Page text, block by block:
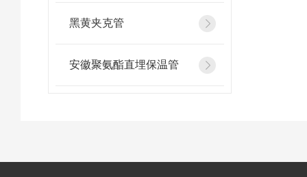
黑黄夹克管
安徽聚氨酯直埋保温管